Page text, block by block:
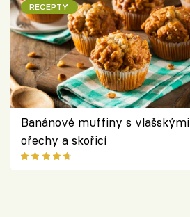
RECEPTY
Banánové muffiny s vlašskými
ořechy a skořicí